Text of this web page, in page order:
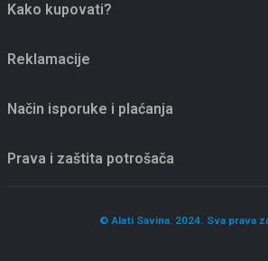
Kako kupovati?
Reklamacije
Način isporuke i plaćanja
Prava i zaštita potrošača
© Alati Savina. 2024. Sva prava